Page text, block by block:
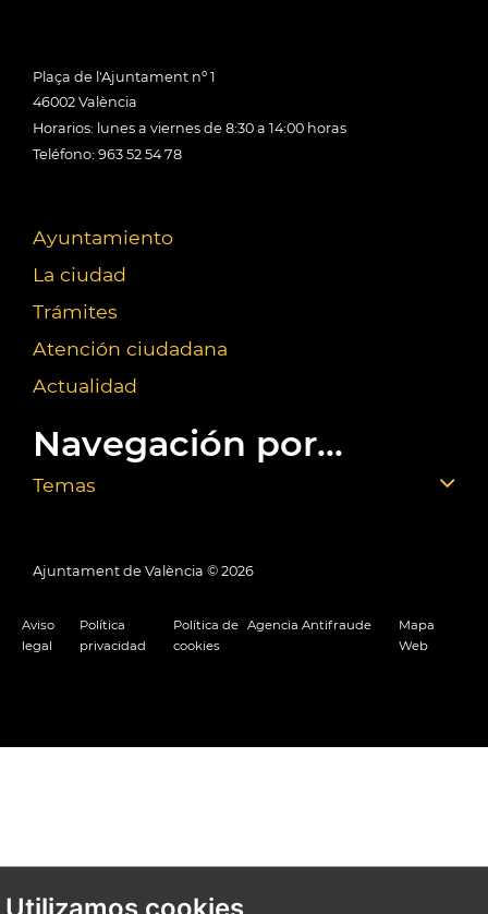
Utilizamos cookies
Plaça de l'Ajuntament nº 1
46002 València
Horarios: lunes a viernes de 8:30 a 14:00 horas
Teléfono: 963 52 54 78
Ayuntamiento
La ciudad
Trámites
Atención ciudadana
Actualidad
Navegación por...
Temas
Ajuntament de València © 2026
Aviso
legal
Política
privacidad
Política de
cookies
Agencia Antifraude
Mapa
Web